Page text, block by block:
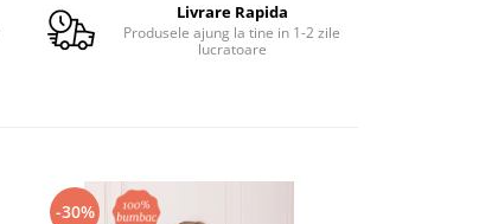
Livrare Rapida
Produsele ajung la tine in 1-2 zile
lucratoare
-30%